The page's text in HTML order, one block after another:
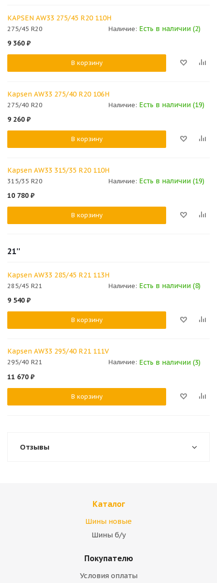
KAPSEN AW33 275/45 R20 110H
275/45 R20 Наличие: Есть в наличии (2)
9 360 ₽
В корзину
Kapsen AW33 275/40 R20 106H
275/40 R20 Наличие: Есть в наличии (19)
9 260 ₽
В корзину
Kapsen AW33 315/35 R20 110H
315/35 R20 Наличие: Есть в наличии (19)
10 780 ₽
В корзину
21''
Kapsen AW33 285/45 R21 113H
285/45 R21 Наличие: Есть в наличии (8)
9 540 ₽
В корзину
Kapsen AW33 295/40 R21 111V
295/40 R21 Наличие: Есть в наличии (3)
11 670 ₽
В корзину
Отзывы
Каталог
Шины новые
Шины б/у
Покупателю
Условия оплаты